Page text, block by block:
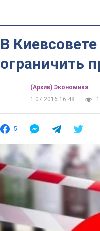
В
ограничить
(Архив) Экономика
1.07.2016 16:48
5